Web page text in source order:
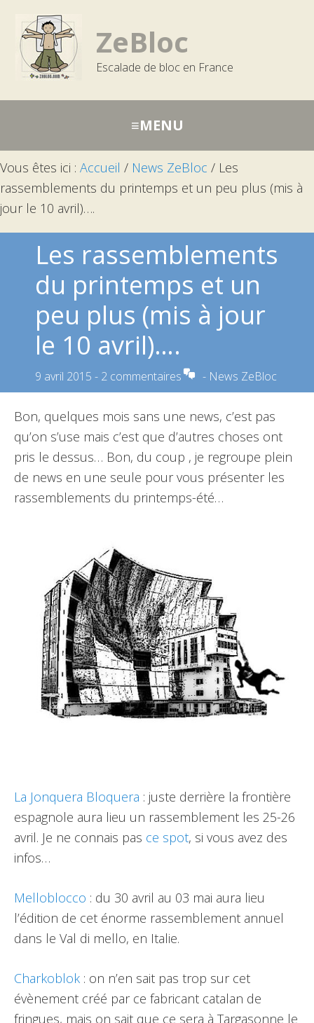
navigation
contenu
barre
ZeBloc
Escalade de bloc en France
Vous êtes ici : Accueil / News ZeBloc / Les
rassemblements du printemps et un peu plus (mis à
jour le 10 avril)….
Les rassemblements
du printemps et un
peu plus (mis à jour
le 10 avril)….
9 avril 2015 - 2 commentaires - News ZeBloc
Bon, quelques mois sans une news, c’est pas
qu’on s’use mais c’est que d’autres choses ont
pris le dessus… Bon, du coup , je regroupe plein
de news en une seule pour vous présenter les
rassemblements du printemps-été…
La Jonquera Bloquera : juste derrière la frontière
espagnole aura lieu un rassemblement les 25-26
avril. Je ne connais pas ce spot, si vous avez des
infos…
Melloblocco : du 30 avril au 03 mai aura lieu
l’édition de cet énorme rassemblement annuel
dans le Val di mello, en Italie.
Charkoblok : on n’en sait pas trop sur cet
évènement créé par ce fabricant catalan de
fringues, mais on sait que ce sera à Targasonne le